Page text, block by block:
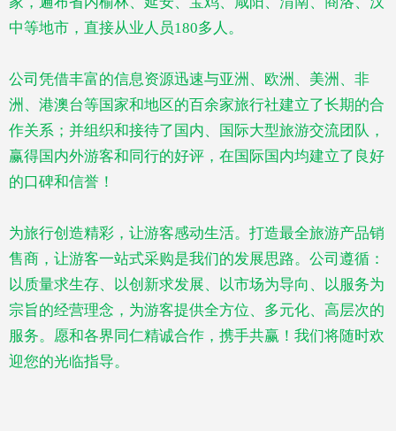
中等地市，直接从业人员180多人。
公司凭借丰富的信息资源迅速与亚洲、欧洲、美洲、非
洲、港澳台等国家和地区的百余家旅行社建立了长期的合
作关系；并组织和接待了国内、国际大型旅游交流团队，
赢得国内外游客和同行的好评，在国际国内均建立了良好
的口碑和信誉！
为旅行创造精彩，让游客感动生活。打造最全旅游产品销
售商，让游客一站式采购是我们的发展思路。公司遵循：
以质量求生存、以创新求发展、以市场为导向、以服务为
宗旨的经营理念，为游客提供全方位、多元化、高层次的
服务。愿和各界同仁精诚合作，携手共赢！我们将随时欢
迎您的光临指导。